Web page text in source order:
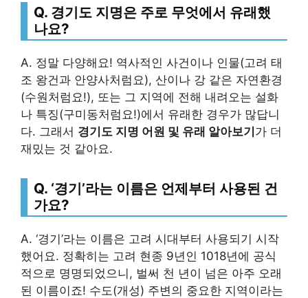
Q. 경기도 지명은 주로 무엇에서 유래했
나요?
A. 정말 다양해요! 역사적인 사건이나 인물(고려 태
조 왕건과 안양사처럼요), 산이나 강 같은 자연환경
(수원처럼요!), 또는 그 지역에 전해 내려오는 설화
나 특징(구미동처럼요!)에서 유래한 경우가 많답니
다. 그래서 경기도 지명 어원 및 유래 알아보기가 더
재밌는 것 같아요.
Q. ‘경기’라는 이름은 언제부터 사용된 건
가요?
A. ‘경기’라는 이름은 고려 시대부터 사용되기 시작
했어요. 정확히는 고려 현종 9년인 1018년에 공식
적으로 명명되었으니, 벌써 천 년이 넘은 아주 오래
된 이름이죠! 수도(개성) 주변의 중요한 지역이라는